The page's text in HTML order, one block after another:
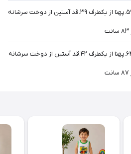
قد بلوز ۵۹.پهنا از یکطرف ۳۹.قد آستین از دوخت سرشانه
قد بلوز ۶۴.پهنا از یکطرف ۴۲.قد آستین از دوخت سرشانه